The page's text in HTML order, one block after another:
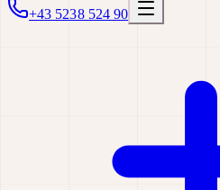
+43 5238 524 90